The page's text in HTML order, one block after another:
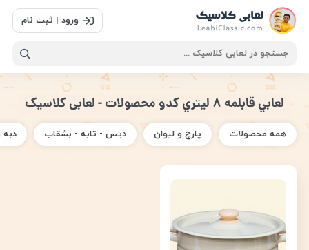
ورود | ثبت نام
لعابي قابلمه ٨ ليتري كدو محصولات - لعابی کلاسیک
همه محصولات پارچ و لیوان دیس - تابه - بشقاب